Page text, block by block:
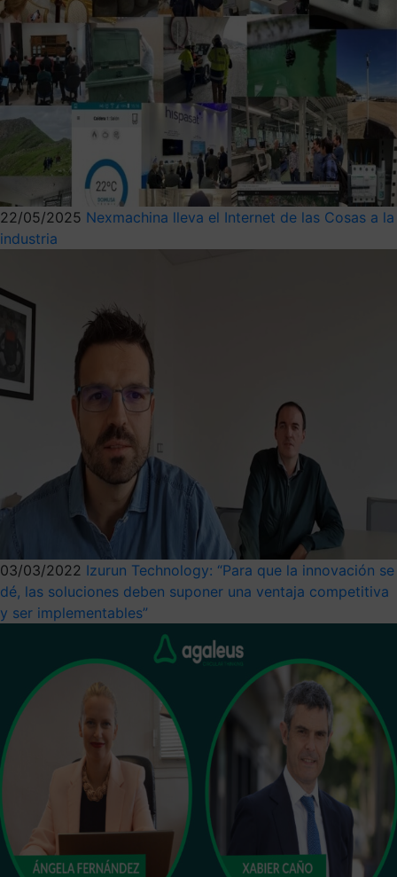
22/05/2025 Nexmachina lleva el Internet de las Cosas a la
industria
03/03/2022 Izurun Technology: “Para que la innovación se
dé, las soluciones deben suponer una ventaja competitiva
y ser implementables”